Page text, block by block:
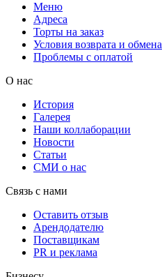
Меню
Адреса
Торты на заказ
Условия возврата и обмена
Проблемы с оплатой
О нас
История
Галерея
Наши коллаборации
Новости
Статьи
СМИ о нас
Связь с нами
Оставить отзыв
Арендодателю
Поставщикам
PR и реклама